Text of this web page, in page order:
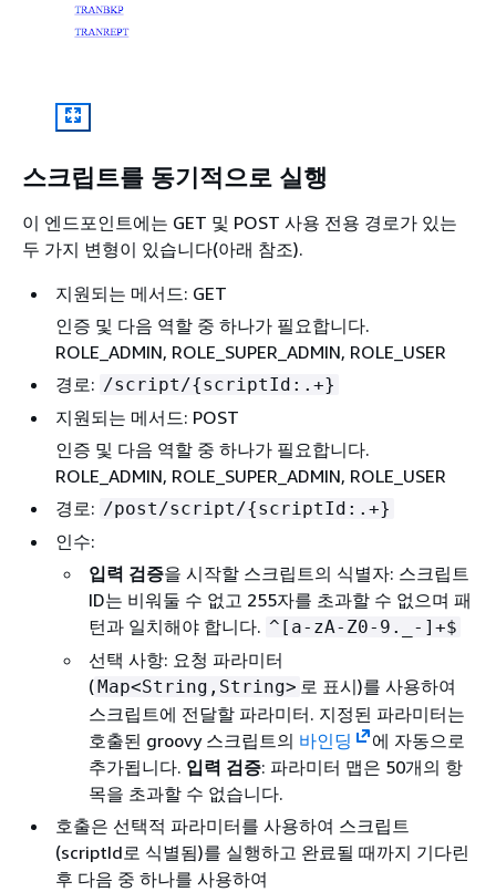
스크립트를 동기적으로 실행
이 엔드포인트에는 GET 및 POST 사용 전용 경로가 있는
두 가지 변형이 있습니다(아래 참조).
지원되는 메서드: GET
인증 및 다음 역할 중 하나가 필요합니다.
ROLE_ADMIN, ROLE_SUPER_ADMIN, ROLE_USER
경로: /script/{scriptId:.+}
지원되는 메서드: POST
인증 및 다음 역할 중 하나가 필요합니다.
ROLE_ADMIN, ROLE_SUPER_ADMIN, ROLE_USER
경로: /post/script/{scriptId:.+}
인수:
입력 검증을 시작할 스크립트의 식별자: 스크립트
ID는 비워둘 수 없고 255자를 초과할 수 없으며 패
턴과 일치해야 합니다. ^[a-zA-Z0-9._-]+$
선택 사항: 요청 파라미터
( Map<String,String> 로 표시)를 사용하여
스크립트에 전달할 파라미터. 지정된 파라미터는
호출된 groovy 스크립트의 바인딩
에 자동으로
추가됩니다. 입력 검증: 파라미터 맵은 50개의 항
목을 초과할 수 없습니다.
호출은 선택적 파라미터를 사용하여 스크립트
(scriptId로 식별됨)를 실행하고 완료될 때까지 기다린
후 다음 중 하나를 사용하여